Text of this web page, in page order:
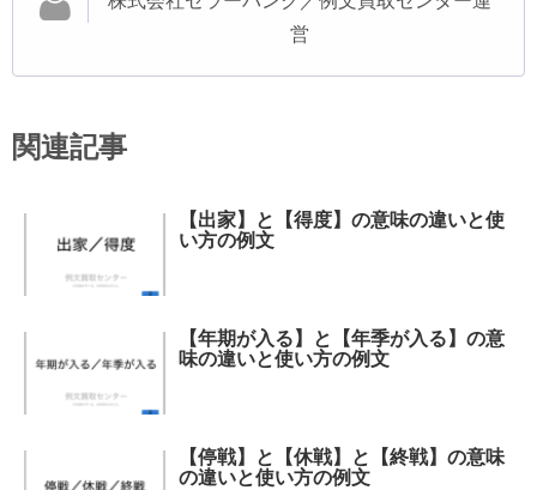
営
関連記事
【出家】と【得度】の意味の違いと使
い方の例文
【年期が入る】と【年季が入る】の意
味の違いと使い方の例文
【停戦】と【休戦】と【終戦】の意味
の違いと使い方の例文